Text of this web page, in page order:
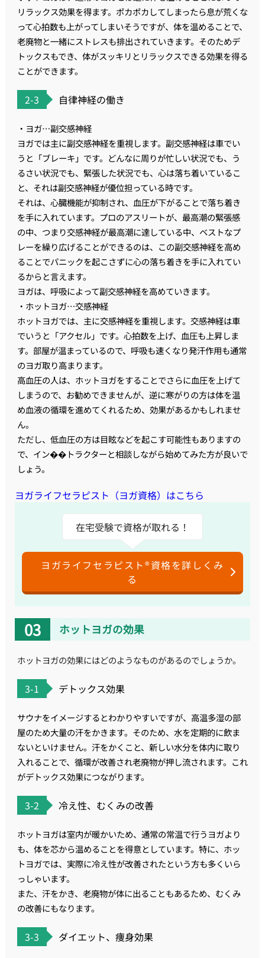
リラックス効果を得ます。ポカポカしてしまったら息が荒くな
って心拍数も上がってしまいそうですが、体を温めることで、
老廃物と一緒にストレスも排出されていきます。そのためデ
トックスもでき、体がスッキリとリラックスできる効果を得る
ことができます。
2-3 自律神経の働き
・ヨガ…副交感神経
ヨガでは主に副交感神経を重視します。副交感神経は車でい
うと「ブレーキ」です。どんなに周りが忙しい状況でも、う
るさい状況でも、緊張した状況でも、心は落ち着いているこ
と、それは副交感神経が優位担っている時です。
それは、心臓機能が抑制され、血圧が下がることで落ち着き
を手に入れています。プロのアスリートが、最高潮の緊張感
の中、つまり交感神経が最高潮に達している中、ベストなプ
レーを繰り広げることができるのは、この副交感神経を高め
ることでパニックを起こさずに心の落ち着きを手に入れてい
るからと言えます。
ヨガは、呼吸によって副交感神経を高めていきます。
・ホットヨガ…交感神経
ホットヨガでは、主に交感神経を重視します。交感神経は車
でいうと「アクセル」です。心拍数を上げ、血圧も上昇しま
す。部屋が温まっているので、呼吸も速くなり発汗作用も通常
のヨガ取り高まります。
高血圧の人は、ホットヨガをすることでさらに血圧を上げて
しまうので、お勧めできませんが、逆に寒がりの方は体を温
め血液の循環を進めてくれるため、効果があるかもしれませ
ん。
ただし、低血圧の方は目眩などを起こす可能性もありますの
で、イン��トラクターと相談しながら始めてみた方が良いで
しょう。
ヨガライフセラピスト（ヨガ資格）はこちら
在宅受験で資格が取れる！
ヨガライフセラピスト®資格を詳しくみ
る
ホットヨガの効果
ホットヨガの効果にはどのようなものがあるのでしょうか。
3-1 デトックス効果
サウナをイメージするとわかりやすいですが、高温多湿の部
屋のため大量の汗をかきます。そのため、水を定期的に飲ま
ないといけません。汗をかくこと、新しい水分を体内に取り
入れることで、循環が改善され老廃物が押し流されます。これ
がデトックス効果につながります。
3-2 冷え性、むくみの改善
ホットヨガは室内が暖かいため、通常の常温で行うヨガより
も、体を芯から温めることを得意としています。特に、ホッ
トヨガでは、実際に冷え性が改善されたという方も多くいら
っしゃいます。
また、汗をかき、老廃物が体に出ることもあるため、むくみ
の改善にもなります。
3-3 ダイエット、痩身効果